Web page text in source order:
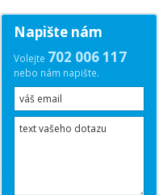
Napište nám
Volejte702 006 117
nebo nám napište.